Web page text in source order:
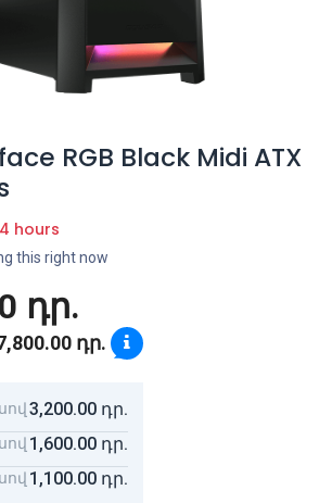
RGB Black Midi ATX
hours
this right now
դր.
դր.
3,200.00 դր.
1,600.00 դր.
1,100.00 դր.